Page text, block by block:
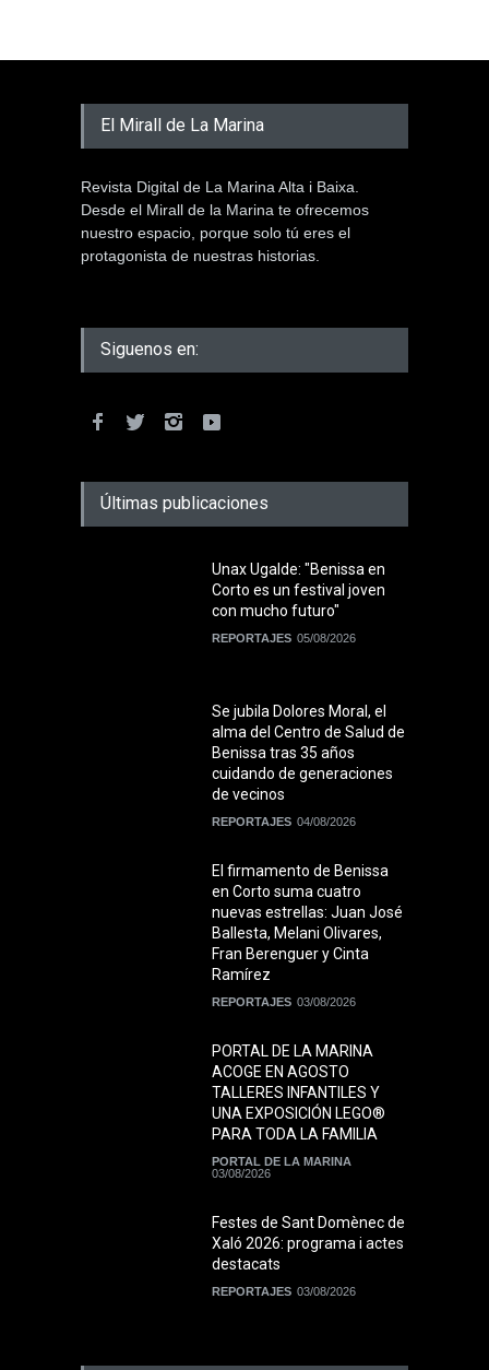
El Mirall de La Marina
Revista Digital de La Marina Alta i Baixa.
Desde el Mirall de la Marina te ofrecemos
nuestro espacio, porque solo tú eres el
protagonista de nuestras historias.
Siguenos en:
Últimas publicaciones
Unax Ugalde: "Benissa en
Corto es un festival joven
con mucho futuro"
REPORTAJES 05/08/2026
Se jubila Dolores Moral, el
alma del Centro de Salud de
Benissa tras 35 años
cuidando de generaciones
de vecinos
REPORTAJES 04/08/2026
El firmamento de Benissa
en Corto suma cuatro
nuevas estrellas: Juan José
Ballesta, Melani Olivares,
Fran Berenguer y Cinta
Ramírez
REPORTAJES 03/08/2026
PORTAL DE LA MARINA
ACOGE EN AGOSTO
TALLERES INFANTILES Y
UNA EXPOSICIÓN LEGO®
PARA TODA LA FAMILIA
PORTAL DE LA MARINA
03/08/2026
Festes de Sant Domènec de
Xaló 2026: programa i actes
destacats
REPORTAJES 03/08/2026